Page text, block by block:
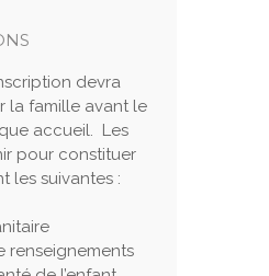
devra
la famille avant le
accueil. Les
pour constituer
les suivantes :
renseignements